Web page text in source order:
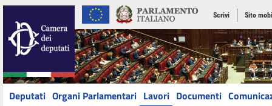
Scrivi Sito
Deputati Organi Parlamentari Lavori Documenti